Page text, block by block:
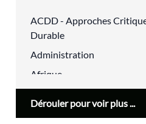
ACDD - Approches
Durable
Administration
Afrique
Alain Lipietz
Dérouler pour voir plus ...